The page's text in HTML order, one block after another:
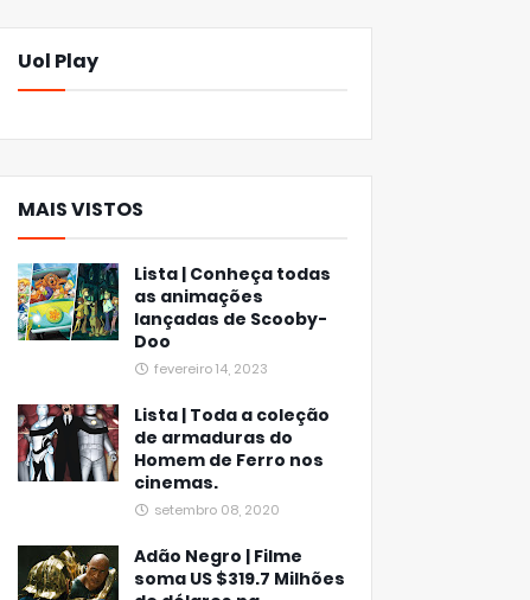
Uol Play
MAIS VISTOS
Lista | Conheça todas
as animações
lançadas de Scooby-
Doo
fevereiro 14, 2023
Lista | Toda a coleção
de armaduras do
Homem de Ferro nos
cinemas.
setembro 08, 2020
Adão Negro | Filme
soma US $319.7 Milhões